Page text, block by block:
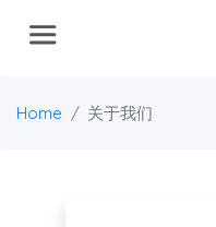
Home 关于我们